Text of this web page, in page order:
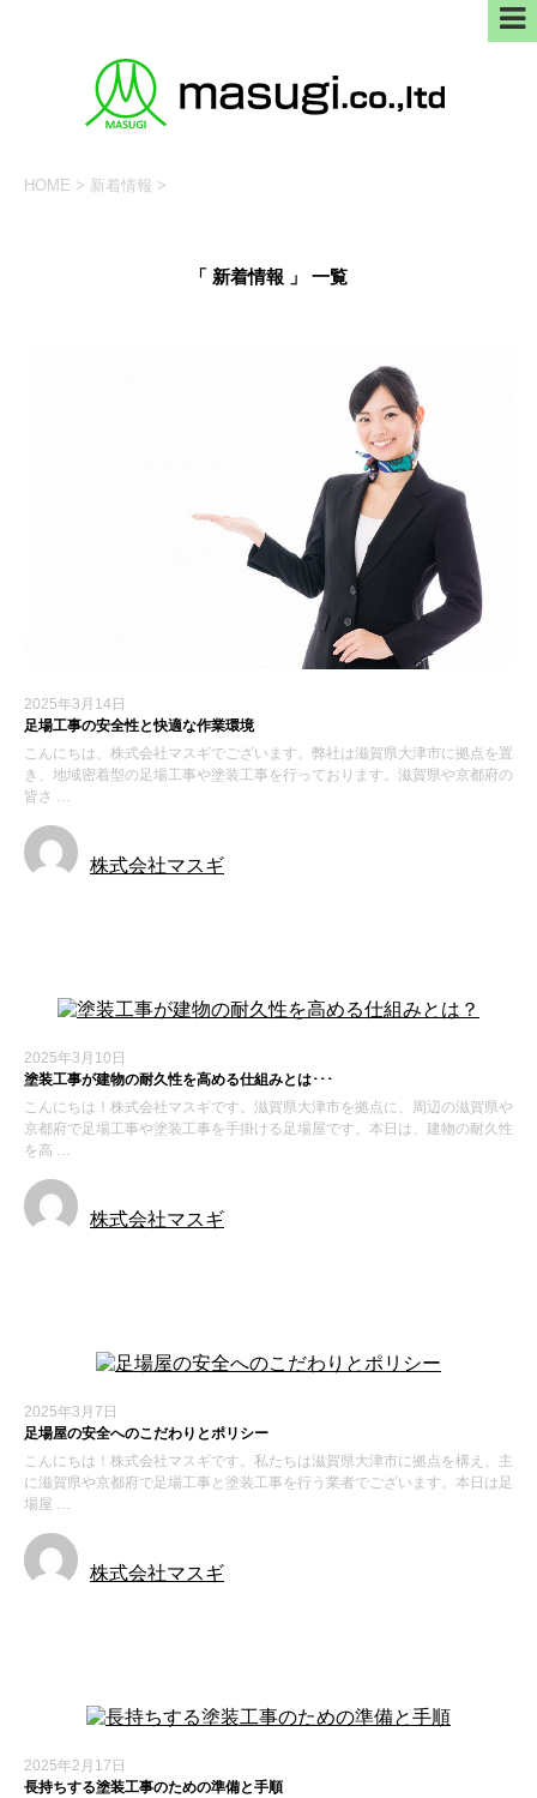
HOME > 新着情報 >
「 新着情報 」 一覧
2025年3月14日
足場工事の安全性と快適な作業環境
こんにちは、株式会社マスギでございます。弊社は滋賀県大津市に拠点を置
き、地域密着型の足場工事や塗装工事を行っております。滋賀県や京都府の
皆さ …
株式会社マスギ
2025年3月10日
塗装工事が建物の耐久性を高める仕組みとは･･･
こんにちは！株式会社マスギです。滋賀県大津市を拠点に、周辺の滋賀県や
京都府で足場工事や塗装工事を手掛ける足場屋です。本日は、建物の耐久性
を高 …
株式会社マスギ
2025年3月7日
足場屋の安全へのこだわりとポリシー
こんにちは！株式会社マスギです。私たちは滋賀県大津市に拠点を構え、主
に滋賀県や京都府で足場工事と塗装工事を行う業者でございます。本日は足
場屋 …
株式会社マスギ
2025年2月17日
長持ちする塗装工事のための準備と手順